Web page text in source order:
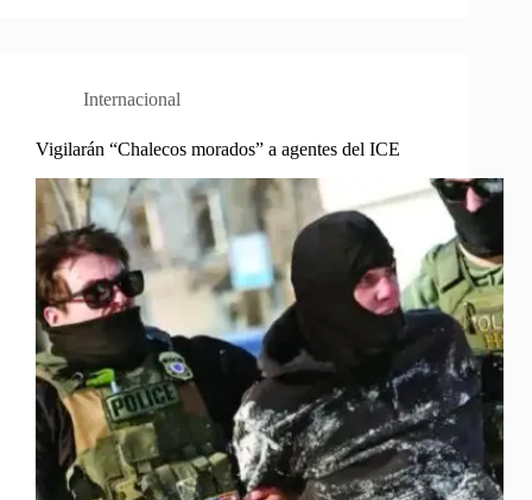
Internacional
Vigilarán “Chalecos morados” a agentes del ICE